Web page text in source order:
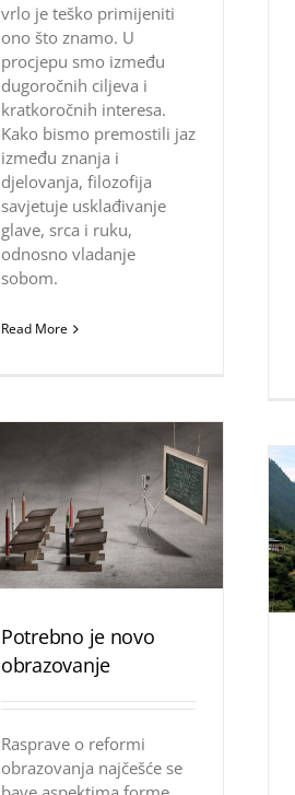
vrlo je teško primijeniti
ono što znamo. U
procjepu smo između
dugoročnih ciljeva i
kratkoročnih interesa.
Kako bismo premostili jaz
između znanja i
djelovanja, filozofija
savjetuje usklađivanje
glave, srca i ruku,
odnosno vladanje
sobom.
Read More
Potrebno je novo
obrazovanje
Rasprave o reformi
obrazovanja najčešće se